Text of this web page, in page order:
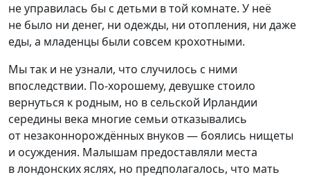
не управилась бы с детьми в той комнате. У неё
не было ни денег, ни одежды, ни отопления, ни даже
еды, а младенцы были совсем крохотными.
Мы так и не узнали, что случилось с ними
впоследствии. По-хорошему, девушке стоило
вернуться к родным, но в сельской Ирландии
середины века многие семьи отказывались
от незаконнорождённых внуков — боялись нищеты
и осуждения. Малышам предоставляли места
в лондонских яслях, но предполагалось, что мать